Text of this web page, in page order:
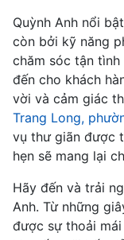
Quỳnh Anh nổi
còn bởi kỹ năng
chăm sóc tận
đến cho khách
vời và cảm giác
Trang Long,
vụ thư giãn được
hẹn sẽ mang lại
Hãy đến và trải
Anh. Từ những
được sự thoải